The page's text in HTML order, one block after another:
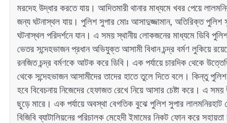
মরদেহ উদ্ধার করতে যায়। আদিতমারী থানার মাধ্যমে খবর পেয়ে
জন্য ঘটনাস্থল যায়। পুলিশ সুপার মোঃ আসাদুজ্জামান, অতিরিক্ত পুলিশ
ঘটনাস্থল পরিদর্শনে যান। এ সময় স্থানীয় লোকজনের মাধ্যমে ডিবি
ভেতর সন্দেহভাজন প্রধান অভিযুক্ত আসামী বিধান চন্দ্র বর্মণ লুকিয়ে
রনজিত চন্দ্র বর্মণকে আটক করে ডিবি। এক পর্যায়ে চারদিক থেকে
থেকে সন্দেহভাজন আসামীদের তাদের হাতে তুলে দিতে বলে। কিন্তু
হবে বিবেচনায় নিজেদের হেফাজত রেখে নিয়ে আসার চেষ্টা করে। এ
ছুড়ে মারে। এক পর্যায়ে অবস্থা বেগতিক বুঝে পুলিশ সুপার
বিজিবি ব্যাটালিয়নের পরিচালক মেহেদী ইমামের নিকট ফোন করে সহায়তা